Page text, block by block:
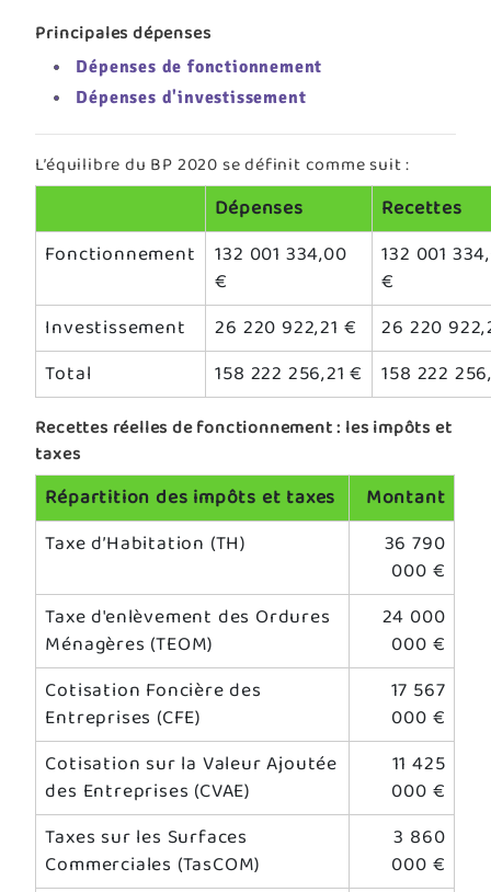
Principales dépenses
Dépenses de fonctionnement
Dépenses d'investissement
L’équilibre du BP 2020 se définit comme suit :
Dépenses
Recettes
Fonctionnement
132 001 334,00
€
132 001
€
Investissement
26 220 922,21 €
26 220
Total
158 222 256,21 € 158 222
Recettes réelles de fonctionnement : les impôts et
taxes
Répartition des impôts et taxes
Montant
Taxe d’Habitation (TH)
36 790
000 €
Taxe d'enlèvement des Ordures
Ménagères (TEOM)
24 000
000 €
Cotisation Foncière des
Entreprises (CFE)
17 567
000 €
Cotisation sur la Valeur Ajoutée
des Entreprises (CVAE)
11 425
000 €
Taxes sur les Surfaces
Commerciales (TasCOM)
3 860
000 €